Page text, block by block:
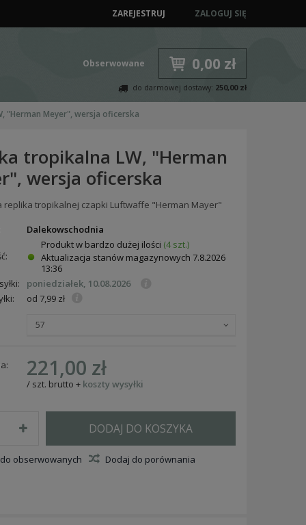
ZAREJESTRUJ ZALOGUJ SIĘ
Obserwowane 0,00 zł
do darmowej dostawy: 250,00 zł
"Herman Meyer", wersja oficerska
tropikalna LW, "Herman
wersja oficerska
replika tropikalnej czapki Luftwaffe "Herman Mayer"
Dalekowschodnia
Produkt w bardzo dużej ilości (4 szt.)
Aktualizacja stanów magazynowych 7.8.2026
13:36
poniedziałek, 10.08.2026
od 7,99 zł
57
221,00 zł
/ szt. brutto+ koszty wysyłki
DODAJ DO KOSZYKA
obserwowanych Dodaj do porównania